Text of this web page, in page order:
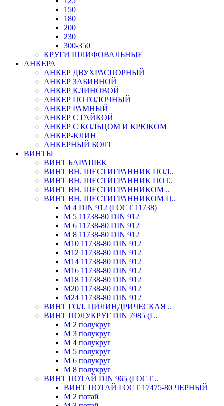
150
180
200
230
300-350
КРУГИ ШЛИФОВАЛЬНЫЕ
АНКЕРА
АНКЕР ДВУХРАСПОРНЫЙ
АНКЕР ЗАБИВНОЙ
АНКЕР КЛИНОВОЙ
АНКЕР ПОТОЛОЧНЫЙ
АНКЕР РАМНЫЙ
АНКЕР С ГАЙКОЙ
АНКЕР С КОЛЬЦОМ И КРЮКОМ
АНКЕР-КЛИН
АНКЕРНЫЙ БОЛТ
ВИНТЫ
ВИНТ БАРАШЕК
ВИНТ ВН. ШЕСТИГРАННИК ПОЛ..
ВИНТ ВН. ШЕСТИГРАННИК ПОТ..
ВИНТ ВН. ШЕСТИГРАННИКОМ ..
ВИНТ ВН. ШЕСТИГРАННИКОМ Ц..
М 4 DIN 912 (ГОСТ 11738)
М 5 11738-80 DIN 912
М 6 11738-80 DIN 912
М 8 11738-80 DIN 912
М10 11738-80 DIN 912
М12 11738-80 DIN 912
М14 11738-80 DIN 912
М16 11738-80 DIN 912
М18 11738-80 DIN 912
М20 11738-80 DIN 912
М24 11738-80 DIN 912
ВИНТ ГОЛ. ЦИЛИНДРИЧЕСКАЯ ..
ВИНТ ПОЛУКРУГ DIN 7985 (Г..
М 2 полукруг
М 3 полукруг
М 4 полукруг
М 5 полукруг
М 6 полукруг
М 8 полукруг
ВИНТ ПОТАЙ DIN 965 (ГОСТ ..
ВИНТ ПОТАЙ ГОСТ 17475-80 ЧЕРНЫЙ
М 2 потай